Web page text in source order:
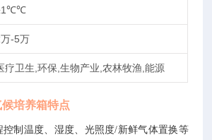
-5万
疗卫生,环保,生物产业,农林牧渔,能源
候培养箱特点
控制温度、湿度、光照度/新鲜气体置换等